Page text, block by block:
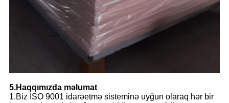
5.Haqqımızda məlumat
1.Biz ISO 9001 idarəetmə sisteminə uyğun olaraq hər bir